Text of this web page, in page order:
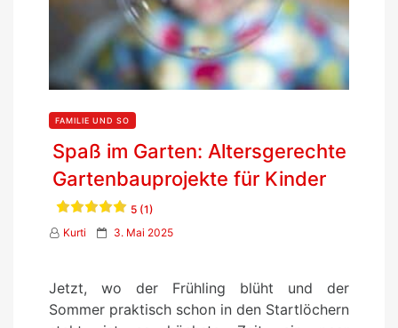
FAMILIE UND SO
Spaß im Garten: Altersgerechte
Gartenbauprojekte für Kinder
5 (1)
Kurti
P
t
e
3. Mai 2025
Jetzt, wo der Frühling blüht und der
Sommer praktisch schon in den Startlöchern